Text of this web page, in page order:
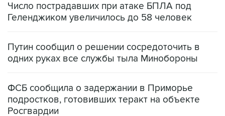
Число пострадавших при атаке БПЛА под
Геленджиком увеличилось до 58 человек
Путин сообщил о решении сосредоточить в
одних руках все службы тыла Минобороны
ФСБ сообщила о задержании в Приморье
подростков, готовивших теракт на объекте
Росгвардии